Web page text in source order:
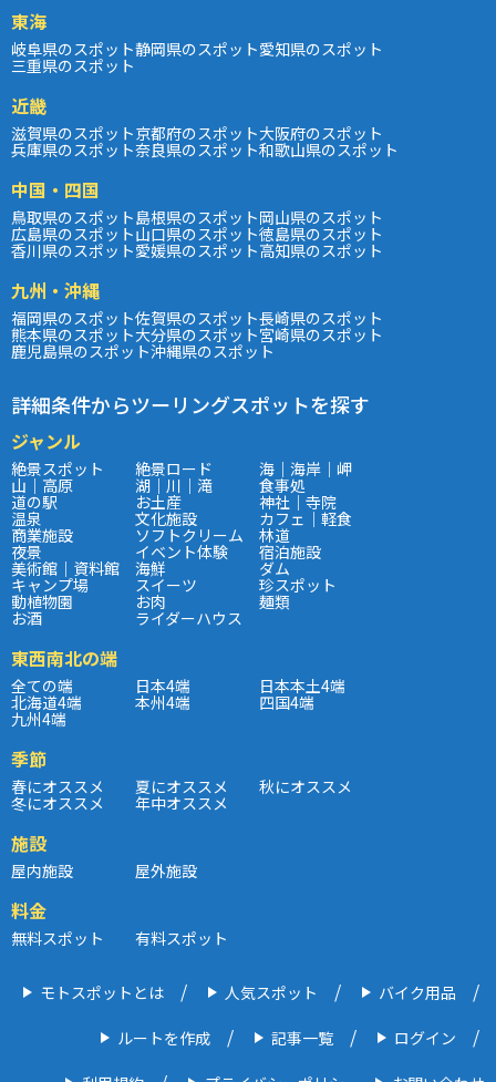
東海
岐阜県のスポット静岡県のスポット愛知県のスポット
三重県のスポット
近畿
滋賀県のスポット京都府のスポット大阪府のスポット
兵庫県のスポット奈良県のスポット和歌山県のスポット
中国・四国
鳥取県のスポット島根県のスポット岡山県のスポット
広島県のスポット山口県のスポット徳島県のスポット
香川県のスポット愛媛県のスポット高知県のスポット
九州・沖縄
福岡県のスポット佐賀県のスポット長崎県のスポット
熊本県のスポット大分県のスポット宮崎県のスポット
鹿児島県のスポット沖縄県のスポット
詳細条件からツーリングスポットを探す
ジャンル
絶景スポット 絶景ロード 海｜海岸｜岬
山｜高原 湖｜川｜滝 食事処
道の駅 お土産 神社｜寺院
温泉 文化施設 カフェ｜軽食
商業施設 ソフトクリーム 林道
夜景 イベント体験 宿泊施設
美術館｜資料館 海鮮 ダム
キャンプ場 スイーツ 珍スポット
動植物園 お肉 麺類
お酒 ライダーハウス
東西南北の端
全ての端 日本4端 日本本土4端
北海道4端 本州4端 四国4端
九州4端
季節
春にオススメ 夏にオススメ 秋にオススメ
冬にオススメ 年中オススメ
施設
屋内施設 屋外施設
料金
無料スポット 有料スポット
モトスポットとは 人気スポット バイク用品
ルートを作成 記事一覧 ログイン